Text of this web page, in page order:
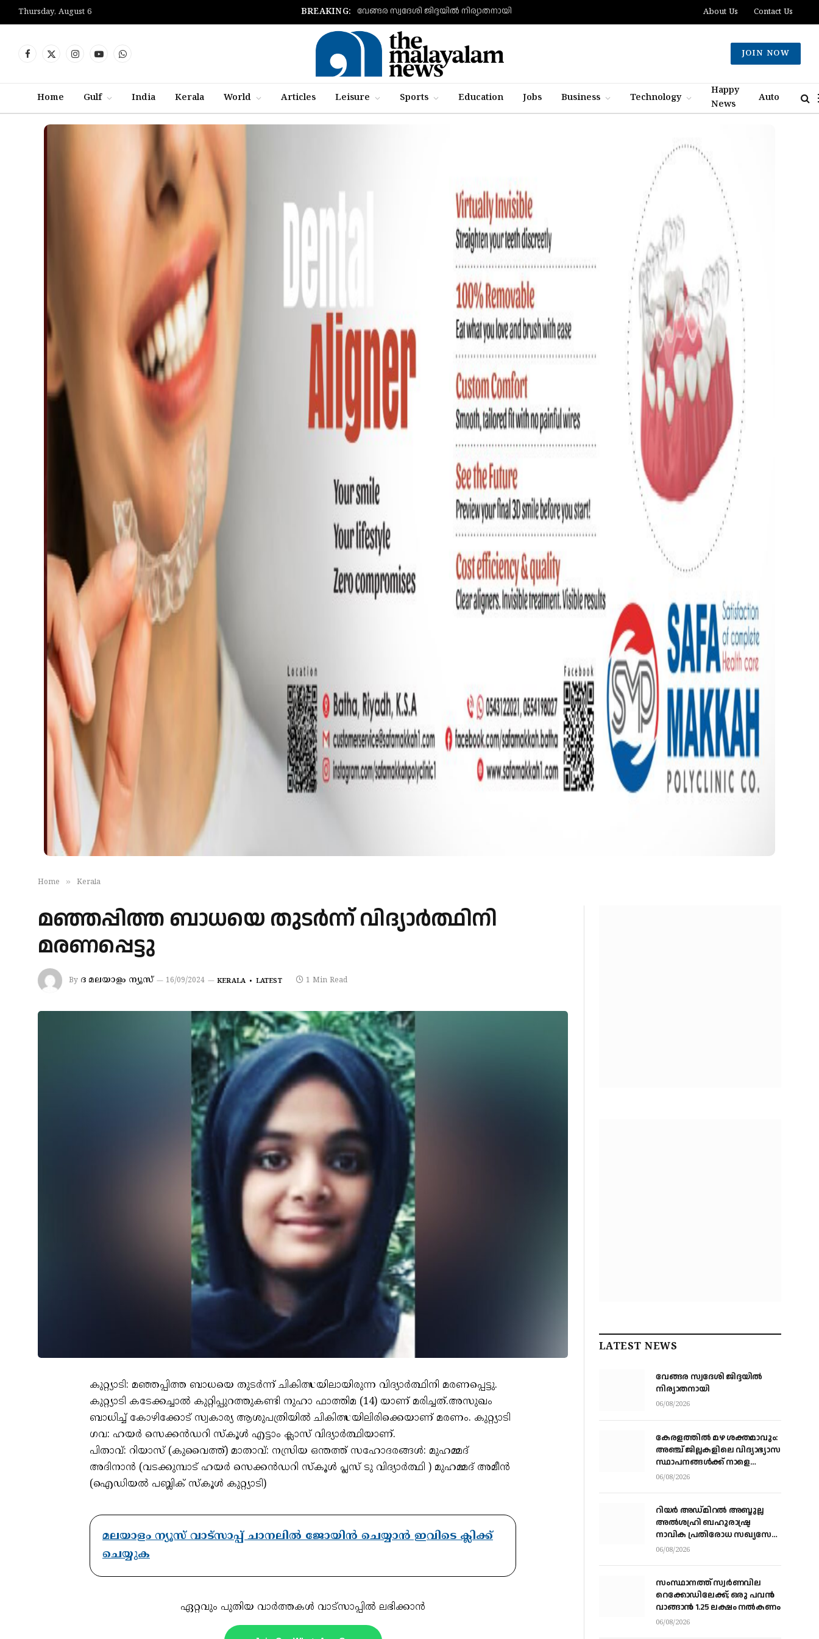
Thursday, August 6 BREAKING: വേങ്ങര സ്വദേശി ജിദ്ദയിൽ നിര്യാതനായി About Us Contact Us
Facebook
X
InstagramYouTubeWhatsApp
JOIN NOW
Home Gulf India Kerala World Articles Leisure Sports Education Jobs Business Technology
Happy
News
Auto
Home » Kerala
മഞ്ഞപ്പിത്ത ബാധയെ തുടർന്ന് വിദ്യാർത്ഥിനി
മരണപ്പെട്ടു
By ദ മലയാളം ന്യൂസ് 16/09/2024 KERALA LATEST 1 Min Read
കുറ്റ്യാടി: മഞ്ഞപ്പിത്ത ബാധയെ തുടർന്ന് ചികിത്സയിലായിരുന്ന വിദ്യാർത്ഥിനി മരണപ്പെട്ടു.
കുറ്റ്യാടി കടേക്കച്ചാൽ കുറ്റിപ്പുറത്തുകണ്ടി നുഹാ ഫാത്തിമ (14) യാണ് മരിച്ചത്.അസുഖം
ബാധിച്ച് കോഴിക്കോട് സ്വകാര്യ ആശുപത്രിയിൽ ചികിത്സയിലിരിക്കെയാണ് മരണം. കുറ്റ്യാടി
ഗവ: ഹയർ സെക്കൻഡറി സ്കൂൾ എട്ടാം ക്ലാസ് വിദ്യാർത്ഥിയാണ്.
പിതാവ്: റിയാസ് (കുവൈത്ത്) മാതാവ്: നസ്രിയ ഒന്തത്ത് സഹോദരങ്ങൾ: മുഹമ്മദ്
അദിനാൻ (വടക്കുമ്പാട് ഹയർ സെക്കൻഡറി സ്കൂൾ പ്ലസ് ടു വിദ്യാർത്ഥി ) മുഹമ്മദ് അമീൻ
(ഐഡിയൽ പബ്ലിക് സ്കൂൾ കുറ്റ്യാടി)
മലയാളം ന്യൂസ് വാട്സാപ്പ് ചാനലിൽ ജോയിൻ ചെയ്യാൻ ഇവിടെ ക്ലിക്ക്
ചെയ്യുക
ഏറ്റവും പുതിയ വാർത്തകൾ വാട്സാപ്പിൽ ലഭിക്കാൻ
LATEST NEWS
വേങ്ങര സ്വദേശി ജിദ്ദയിൽ
നിര്യാതനായി
06/08/2026
കേരളത്തില്‍ മഴ ശക്തമാവും:
അഞ്ച് ജില്ലകളിലെ വിദ്യാഭ്യാസ
സ്ഥാപനങ്ങള്‍ക്ക് നാളെ
അവധി
06/08/2026
റിയര്‍ അഡ്മിറല്‍ അബ്ദുല്ല
അല്‍ശഹ്രി ബഹുരാഷ്ട്ര
നാവിക പ്രതിരോധ സഖ്യസേന
കമാന്‍ഡര്‍
06/08/2026
സംസ്ഥാനത്ത് സ്വര്‍ണവില
റെക്കോഡിലേക്ക്; ഒരു പവന്‍
വാങ്ങാന്‍ 1.25 ലക്ഷം നല്‍കണം
06/08/2026